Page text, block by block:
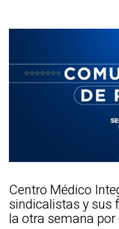
Centro Médico
sindicalistas y sus
la otra semana por